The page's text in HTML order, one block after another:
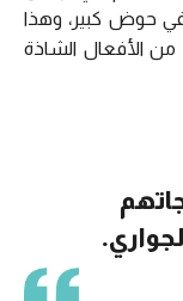
حوض كبير، وهذا
الأفعال الشاذة